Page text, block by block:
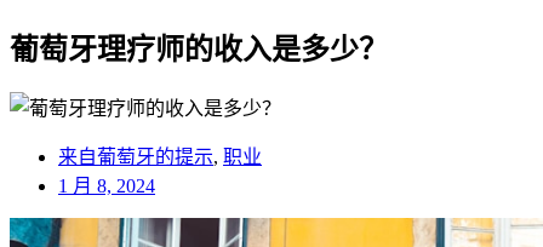
葡萄牙理疗师的收入是多少？
来自葡萄牙的提示, 职业
1 月 8, 2024